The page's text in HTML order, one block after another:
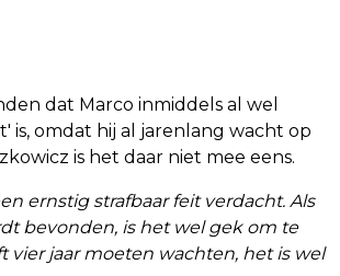
dat Marco inmiddels al wel
is, omdat hij al jarenlang wacht op
is het daar niet mee eens.
ernstig strafbaar feit verdacht. Als
bevonden, is het wel gek om te
vier jaar moeten wachten, het is wel